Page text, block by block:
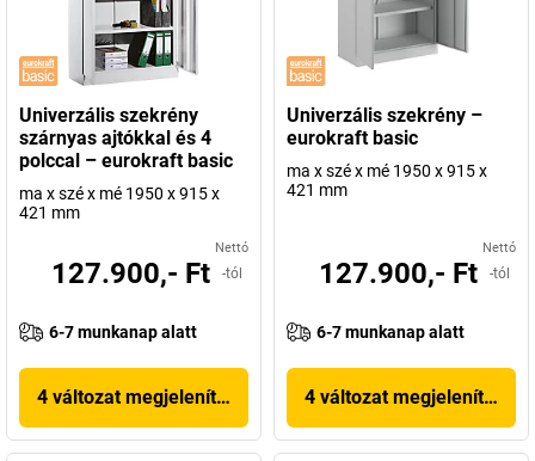
Univerzális szekrény
szárnyas ajtókkal és 4
polccal – eurokraft basic
ma x szé x mé 1950 x 915 x
421 mm
Nettó
127.900,- Ft -tól
6-7 munkanap alatt
4 változat megjelenítése
Univerzális szekrény –
eurokraft basic
ma x szé x mé 1950 x 915 x
421 mm
Nettó
127.900,- Ft -tól
6-7 munkanap alatt
4 változat megjelenítése